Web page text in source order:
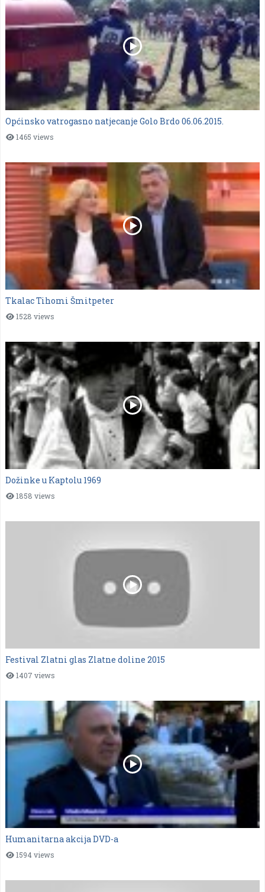
Općinsko vatrogasno natjecanje Golo Brdo 06.06.2015.
1465 views
Tkalac Tihomi Šmitpeter
1528 views
Dožinke u Kaptolu 1969
1858 views
Festival Zlatni glas Zlatne doline 2015
1407 views
Humanitarna akcija DVD-a
1594 views